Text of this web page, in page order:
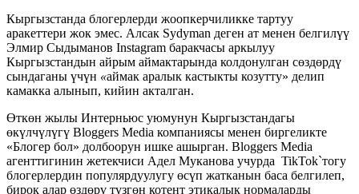
Кыргызстанда блогерлерди жоопкерчиликке тартуу
аракеттери жок эмес. Алсак Sydyman деген ат менен белгилүү
Элмир Сыдыманов Instagram баракчасы аркылуу
Кыргызстандын айрым аймактарында колдонулган сөздөрдү
сындаганы үчүн «аймак аралык кастыкты козутту» делип
камакка алынып, кийин акталган.
Өткөн жылы Интерньюс уюмунун Кыргызстандагы
өкүлчүлүгү Bloggers Media компаниясы менен биргеликте
«Блогер бол» долбоорун ишке ашырган. Bloggers Media
агенттигинин жетекчиси Адел Муканова учурда TikTok`тогу
блогерлердин популярдуулугу өсүп жатканын баса белгилеп,
бирок алар өздөрү түзгөн котент этикалык нормаларды